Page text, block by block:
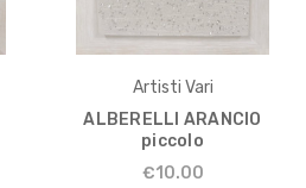
Artisti Vari
ALBERELLI ARANCIO
piccolo
€10.00